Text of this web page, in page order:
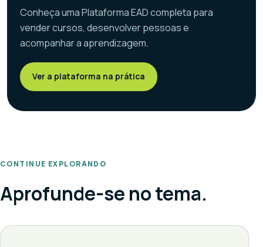
Conheça uma Plataforma EAD completa para
vender cursos, desenvolver pessoas e
acompanhar a aprendizagem.
Ver a plataforma na prática
CONTINUE EXPLORANDO
Aprofunde-se no tema.